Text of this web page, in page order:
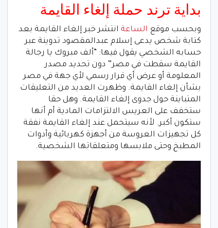
بداية ترند حملة إلغاء القايمة
وبحسب موقع الساعة انتشر خبر إلغاء القايمة بعد
كتابة شخص يدعى إسلام عبدالمقصود تدوينة عبر
حسابه الشخصي يقول فيها: “ألف مبروك يا رجالة
القايمة سقطت في مصر” دون تحديد مصدر
المعلومة أو عرض أي قرار رسمي لأي جهة في مصر
بشأن إلغاء القايمة. وظهرت العديد من التعليقات
المتباينة حول جدوى إلغاء القايمة. وهل حقا
ستخفف على العريس الالتزامات المادية أم أنها
ستكون أكبر. لأنه سيتحمل عند إلغاء القايمة نفقة
كل تجهيزات العروسة من أجهزة كهربائية وأدوات
المطبخ وحتى ملابسها ومتعلقاتها الشخصية.